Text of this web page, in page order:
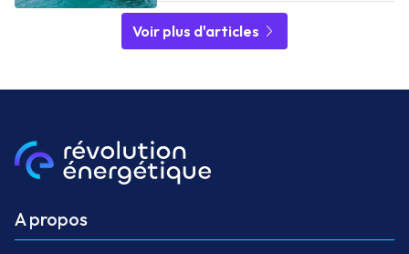
Voir plus d'articles
A propos